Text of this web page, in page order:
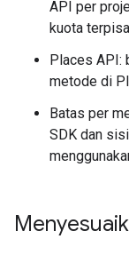
API per
kuota
Places API:
metode di
Batas per
SDK dan